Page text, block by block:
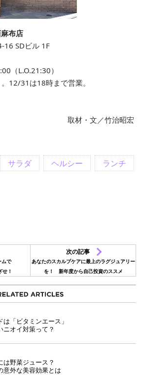
麻布店
16 SDビル 1F
（L.O.21:30）
31は18時まで営業。
取材・文／竹治昭宏
サラダ ヘルシー
ランチ
ムで
！
次の記事
あなたのスカルプケアに最上のラグジュアリー
を！ 新年度から自己投資のススメ
は「ビタミンエース」
ニオイ対策って？
は野菜ジュース？
意外な美容効果とは